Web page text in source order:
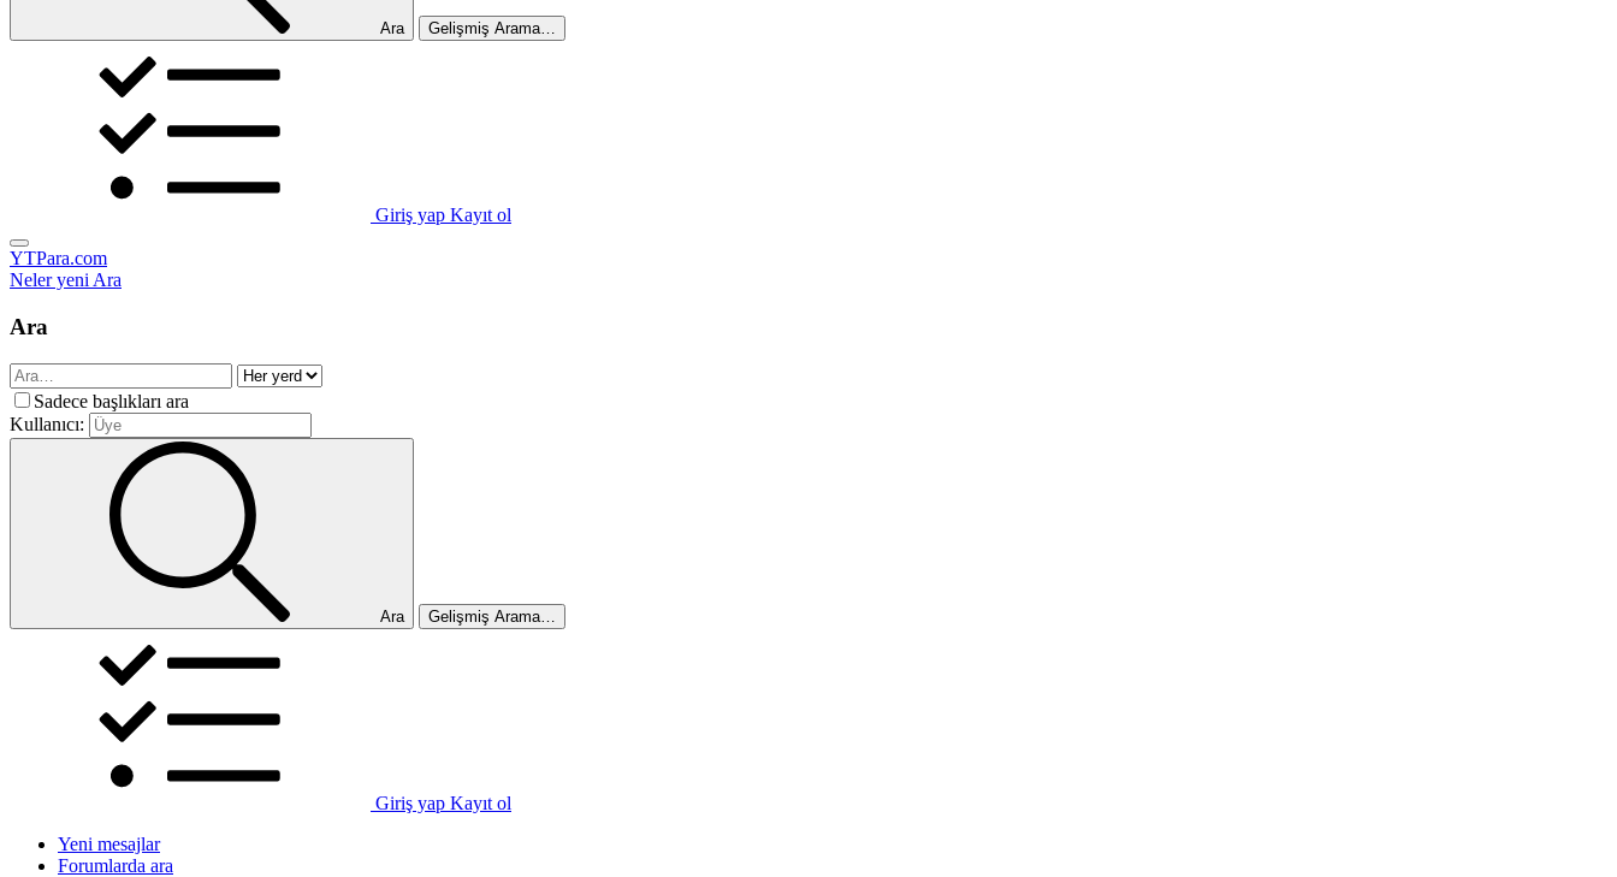
Ara Gelişmiş Arama…
Giriş yap Kayıt ol
YTPara.com
Neler yeniAra
Ara
Sadece başlıkları ara
Kullanıcı:
Ara Gelişmiş Arama…
Giriş yap Kayıt ol
Yeni mesajlar
Forumlarda ara